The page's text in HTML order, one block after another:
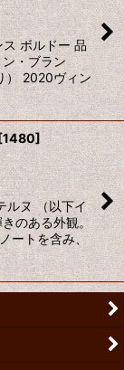
ボルドー 品
・ブラン
） 2020ヴィン
1480]
ルヌ （以下イ
のある外観。
ートを含み、